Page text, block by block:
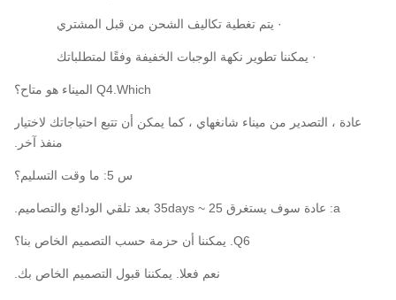
· يتم تغطية تكاليف الشحن من قبل المشتري
· يمكننا تطوير نكهة الوجبات الخفيفة وفقًا لمتطلباتك
Q4.Which الميناء هو متاح؟
عادة ، التصدير من ميناء شانغهاي ، كما يمكن أن تتبع احتياجاتك لاختيار
منفذ آخر.
س 5: ما وقت التسليم؟
a: عادة سوف يستغرق 25 ~ 35days بعد تلقي الودائع والتصاميم.
Q6. يمكننا أن حزمة حسب التصميم الخاص بنا؟
نعم فعلا. يمكننا قبول التصميم الخاص بك.